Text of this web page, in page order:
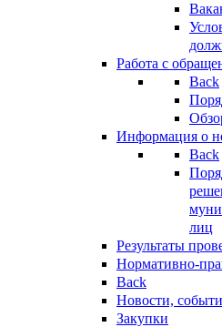
Работа с
Back
Информация о
Back
лиц
Результаты
Нормативно-
Back
Новости,
Закупки